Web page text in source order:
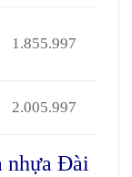
1.855.997
2.005.997
nhựa Đài